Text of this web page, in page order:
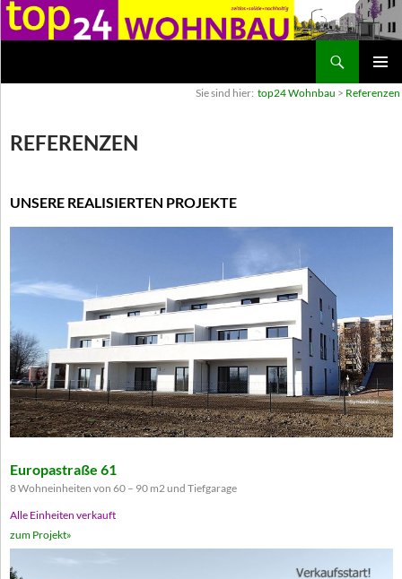
Sie sind hier: top24 Wohnbau > Referenzen
REFERENZEN
UNSERE REALISIERTEN PROJEKTE
Europastraße 61
8 Wohneinheiten von 60 – 90 m2 und Tiefgarage
Alle Einheiten verkauft
zum Projekt»